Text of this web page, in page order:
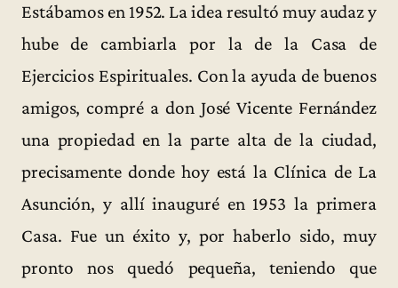
Estábamos en 1952. La idea resultó muy audaz y
hube de cambiarla por la de la Casa de
Ejercicios Espirituales. Con la ayuda de buenos
amigos, compré a don José Vicente Fernández
una propiedad en la parte alta de la ciudad,
precisamente donde hoy está la Clínica de La
Asunción, y allí inauguré en 1953 la primera
Casa. Fue un éxito y, por haberlo sido, muy
pronto nos quedó pequeña, teniendo que